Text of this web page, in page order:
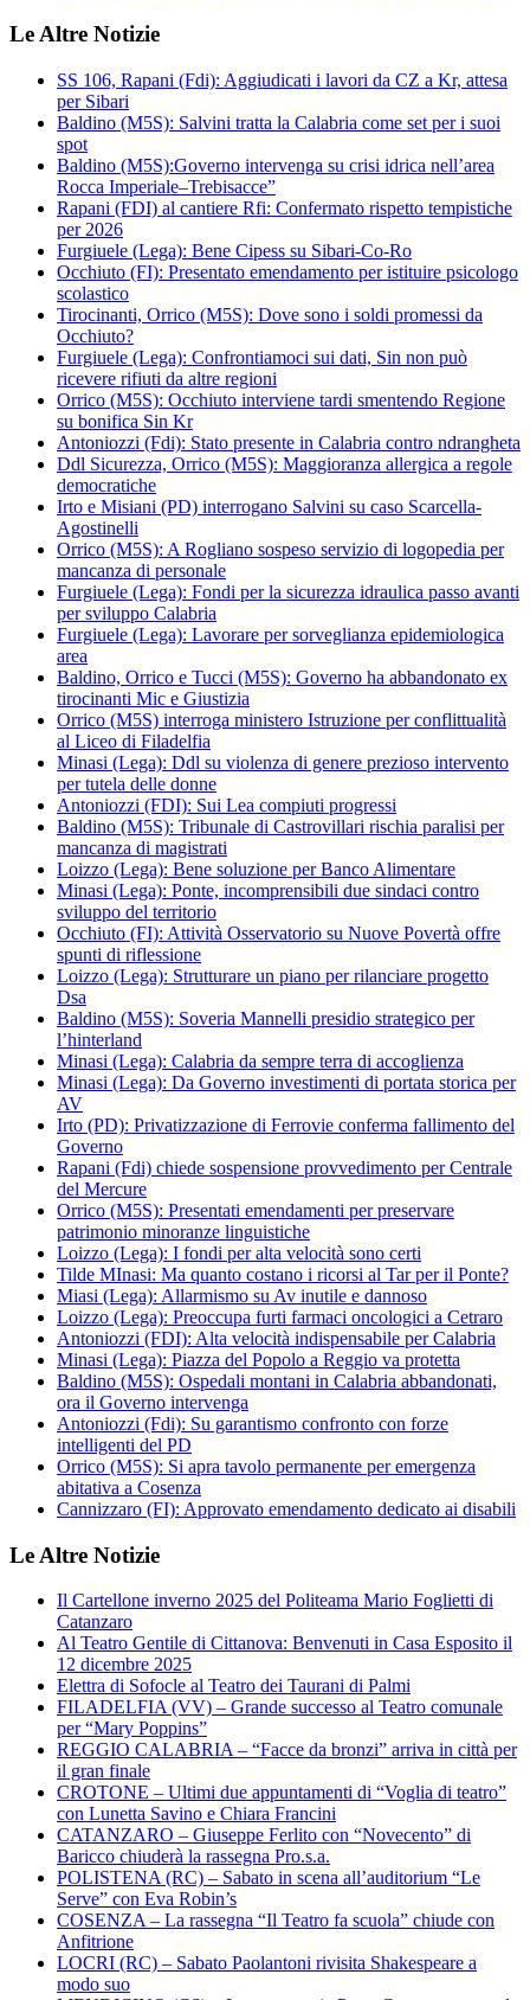
Le Altre Notizie
SS 106, Rapani (Fdi): Aggiudicati i lavori da CZ a Kr, attesa
per Sibari
Baldino (M5S): Salvini tratta la Calabria come set per i suoi
spot
Baldino (M5S):Governo intervenga su crisi idrica nell’area
Rocca Imperiale–Trebisacce”
Rapani (FDI) al cantiere Rfi: Confermato rispetto tempistiche
per 2026
Furgiuele (Lega): Bene Cipess su Sibari-Co-Ro
Occhiuto (FI): Presentato emendamento per istituire psicologo
scolastico
Tirocinanti, Orrico (M5S): Dove sono i soldi promessi da
Occhiuto?
Furgiuele (Lega): Confrontiamoci sui dati, Sin non può
ricevere rifiuti da altre regioni
Orrico (M5S): Occhiuto interviene tardi smentendo Regione
su bonifica Sin Kr
Antoniozzi (Fdi): Stato presente in Calabria contro ndrangheta
Ddl Sicurezza, Orrico (M5S): Maggioranza allergica a regole
democratiche
Irto e Misiani (PD) interrogano Salvini su caso Scarcella-
Agostinelli
Orrico (M5S): A Rogliano sospeso servizio di logopedia per
mancanza di personale
Furgiuele (Lega): Fondi per la sicurezza idraulica passo avanti
per sviluppo Calabria
Furgiuele (Lega): Lavorare per sorveglianza epidemiologica
area
Baldino, Orrico e Tucci (M5S): Governo ha abbandonato ex
tirocinanti Mic e Giustizia
Orrico (M5S) interroga ministero Istruzione per conflittualità
al Liceo di Filadelfia
Minasi (Lega): Ddl su violenza di genere prezioso intervento
per tutela delle donne
Antoniozzi (FDI): Sui Lea compiuti progressi
Baldino (M5S): Tribunale di Castrovillari rischia paralisi per
mancanza di magistrati
Loizzo (Lega): Bene soluzione per Banco Alimentare
Minasi (Lega): Ponte, incomprensibili due sindaci contro
sviluppo del territorio
Occhiuto (FI): Attività Osservatorio su Nuove Povertà offre
spunti di riflessione
Loizzo (Lega): Strutturare un piano per rilanciare progetto
Dsa
Baldino (M5S): Soveria Mannelli presidio strategico per
l’hinterland
Minasi (Lega): Calabria da sempre terra di accoglienza
Minasi (Lega): Da Governo investimenti di portata storica per
AV
Irto (PD): Privatizzazione di Ferrovie conferma fallimento del
Governo
Rapani (Fdi) chiede sospensione provvedimento per Centrale
del Mercure
Orrico (M5S): Presentati emendamenti per preservare
patrimonio minoranze linguistiche
Loizzo (Lega): I fondi per alta velocità sono certi
Tilde MInasi: Ma quanto costano i ricorsi al Tar per il Ponte?
Miasi (Lega): Allarmismo su Av inutile e dannoso
Loizzo (Lega): Preoccupa furti farmaci oncologici a Cetraro
Antoniozzi (FDI): Alta velocità indispensabile per Calabria
Minasi (Lega): Piazza del Popolo a Reggio va protetta
Baldino (M5S): Ospedali montani in Calabria abbandonati,
ora il Governo intervenga
Antoniozzi (Fdi): Su garantismo confronto con forze
intelligenti del PD
Orrico (M5S): Si apra tavolo permanente per emergenza
abitativa a Cosenza
Cannizzaro (FI): Approvato emendamento dedicato ai disabili
Le Altre Notizie
Il Cartellone inverno 2025 del Politeama Mario Foglietti di
Catanzaro
Al Teatro Gentile di Cittanova: Benvenuti in Casa Esposito il
12 dicembre 2025
Elettra di Sofocle al Teatro dei Taurani di Palmi
FILADELFIA (VV) – Grande successo al Teatro comunale
per “Mary Poppins”
REGGIO CALABRIA – “Facce da bronzi” arriva in città per
il gran finale
CROTONE – Ultimi due appuntamenti di “Voglia di teatro”
con Lunetta Savino e Chiara Francini
CATANZARO – Giuseppe Ferlito con “Novecento” di
Baricco chiuderà la rassegna Pro.s.a.
POLISTENA (RC) – Sabato in scena all’auditorium “Le
Serve” con Eva Robin’s
COSENZA – La rassegna “Il Teatro fa scuola” chiude con
Anfitrione
LOCRI (RC) – Sabato Paolantoni rivisita Shakespeare a
modo suo